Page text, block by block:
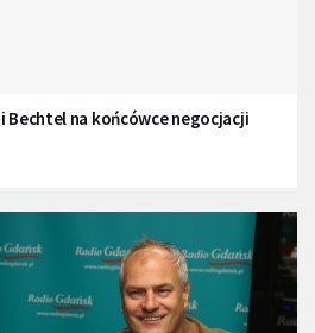
Bechtel na końcówce negocjacji